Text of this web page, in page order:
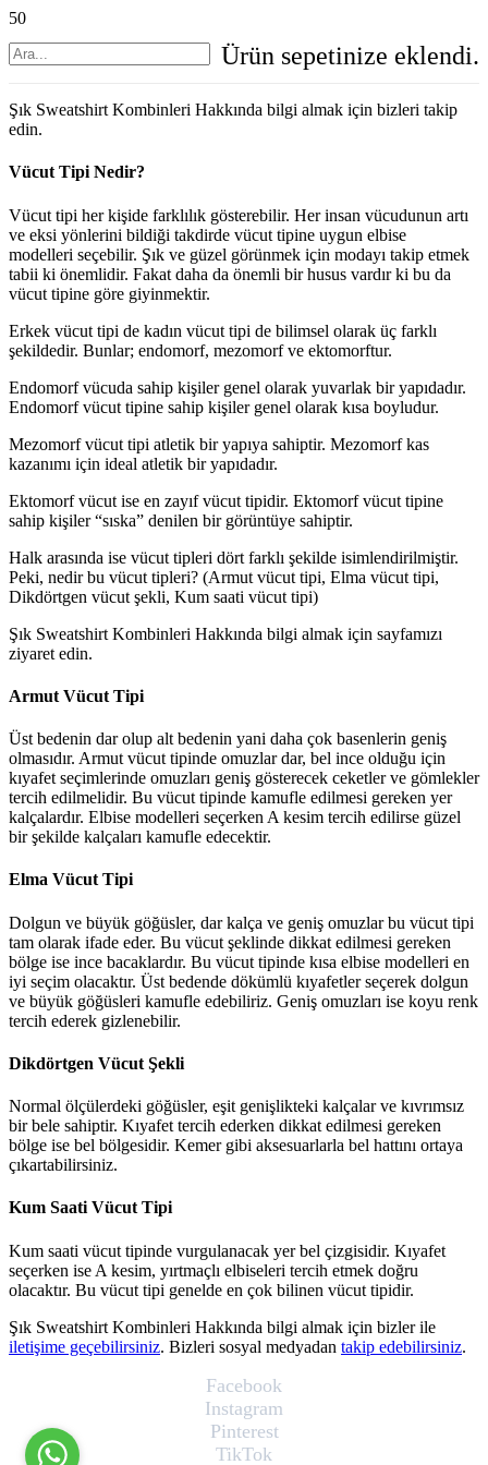
Ürün sepetinize eklendi.
Şık Sweatshirt Kombinleri Hakkında bilgi almak için bizleri takip
edin.
Vücut Tipi Nedir?
Vücut tipi her kişide farklılık gösterebilir. Her insan vücudunun artı
ve eksi yönlerini bildiği takdirde vücut tipine uygun elbise
modelleri seçebilir. Şık ve güzel görünmek için modayı takip etmek
tabii ki önemlidir. Fakat daha da önemli bir husus vardır ki bu da
vücut tipine göre giyinmektir.
Erkek vücut tipi de kadın vücut tipi de bilimsel olarak üç farklı
şekildedir. Bunlar; endomorf, mezomorf ve ektomorftur.
Endomorf vücuda sahip kişiler genel olarak yuvarlak bir yapıdadır.
Endomorf vücut tipine sahip kişiler genel olarak kısa boyludur.
Mezomorf vücut tipi atletik bir yapıya sahiptir. Mezomorf kas
kazanımı için ideal atletik bir yapıdadır.
Ektomorf vücut ise en zayıf vücut tipidir. Ektomorf vücut tipine
sahip kişiler “sıska” denilen bir görüntüye sahiptir.
Halk arasında ise vücut tipleri dört farklı şekilde isimlendirilmiştir.
Peki, nedir bu vücut tipleri? (Armut vücut tipi, Elma vücut tipi,
Dikdörtgen vücut şekli, Kum saati vücut tipi)
Şık Sweatshirt Kombinleri Hakkında bilgi almak için sayfamızı
ziyaret edin.
​Armut Vücut Tipi
Üst bedenin dar olup alt bedenin yani daha çok basenlerin geniş
olmasıdır. Armut vücut tipinde omuzlar dar, bel ince olduğu için
kıyafet seçimlerinde omuzları geniş gösterecek ceketler ve gömlekler
tercih edilmelidir. Bu vücut tipinde kamufle edilmesi gereken yer
kalçalardır. Elbise modelleri seçerken A kesim tercih edilirse güzel
bir şekilde kalçaları kamufle edecektir.
​Elma Vücut Tipi
Dolgun ve büyük göğüsler, dar kalça ve geniş omuzlar bu vücut tipi
tam olarak ifade eder. Bu vücut şeklinde dikkat edilmesi gereken
bölge ise ince bacaklardır. Bu vücut tipinde kısa elbise modelleri en
iyi seçim olacaktır. Üst bedende dökümlü kıyafetler seçerek dolgun
ve büyük göğüsleri kamufle edebiliriz. Geniş omuzları ise koyu renk
tercih ederek gizlenebilir.
​Dikdörtgen Vücut Şekli
Normal ölçülerdeki göğüsler, eşit genişlikteki kalçalar ve kıvrımsız
bir bele sahiptir. Kıyafet tercih ederken dikkat edilmesi gereken
bölge ise bel bölgesidir. Kemer gibi aksesuarlarla bel hattını ortaya
çıkartabilirsiniz.
​Kum Saati Vücut Tipi
Kum saati vücut tipinde vurgulanacak yer bel çizgisidir. Kıyafet
seçerken ise A kesim, yırtmaçlı elbiseleri tercih etmek doğru
olacaktır. Bu vücut tipi genelde en çok bilinen vücut tipidir.
Şık Sweatshirt Kombinleri Hakkında bilgi almak için bizler ile
iletişime geçebilirsiniz. Bizleri sosyal medyadan takip edebilirsiniz.
Facebook
Instagram
Pinterest
TikTok